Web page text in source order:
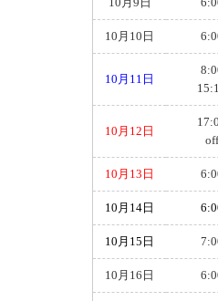
10月10日
10月11日
10月12日
off
10月13日
10月14日
10月15日
10月16日